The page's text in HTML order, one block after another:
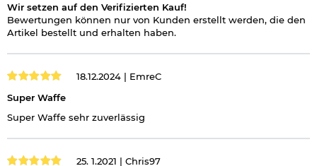
Wir setzen auf den Verifizierten Kauf!
Bewertungen können nur von Kunden erstellt werden, die den
Artikel bestellt und erhalten haben.
18.12.2024 | EmreC
Super Waffe
Super Waffe sehr zuverlässig
25. 1.2021 | Chris97